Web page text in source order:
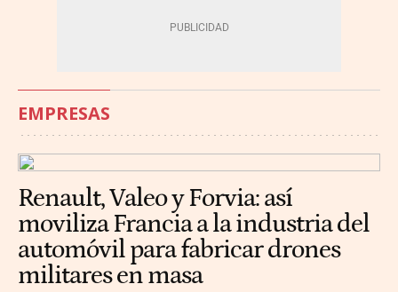
EMPRESAS
Renault, Valeo y Forvia: así
moviliza Francia a la industria del
automóvil para fabricar drones
militares en masa